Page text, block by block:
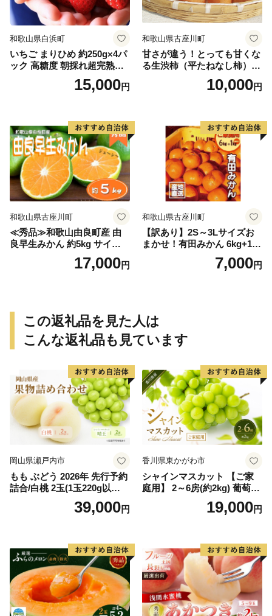
和歌山県白浜町
いちご まりひめ 約250g×4パ
ック 高糖度 朝採れ超完熟ま
りひめ 1月以降発送分
15,000円
和歌山県古座川町
甘さが違う！とっても甘くな
る生渋柿（平たねなし柿）あ
んぽ柿用 T軸枝無 約1.5～2kg
6～12玉＜2026年10月中旬
10,000円
和歌山県古座川町
≪秀品≫和歌山由良町産 由
良早生みかん 約5kg サイズお
まかせ【sml106C】17,000円
和歌山県古座川町
【訳あり】2S～3Lサイズお
まかせ！有田みかん 6kg+1kg
保証分 11月から12月下旬ま
でに順次発送致します。 / 訳
7,000円
この返礼品を見た人は
こんな返礼品も見ています
岡山県瀬戸内市
もも ぶどう 2026年 先行予約
詰合/白桃 2玉(1玉220g以
上)・シャインマスカット 晴
39,000円
香川県東かがわ市
シャインマスカット 【ご家
庭用】 2～6房(約2kg) 葡萄 ぶ
どう ブドウ フルーツ 果物 く
だもの 果実 旬の果物 旬のフ
19,000円